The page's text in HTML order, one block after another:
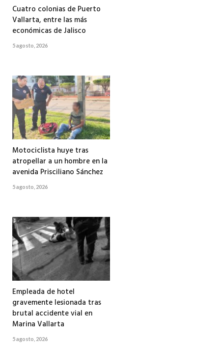
Cuatro colonias de Puerto
Vallarta, entre las más
económicas de Jalisco
5 agosto, 2026
Motociclista huye tras
atropellar a un hombre en la
avenida Prisciliano Sánchez
5 agosto, 2026
Empleada de hotel
gravemente lesionada tras
brutal accidente vial en
Marina Vallarta
5 agosto, 2026